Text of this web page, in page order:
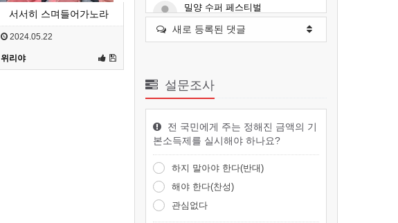
서서히 스며들어가노라
2024.05.22
위리야
밀양 수퍼 페스티벌
개최지역경상남도 밀양시개최기간
2026. 8. 7. ~ 8. 9. | 10:00 ~ 22:…
완벽하지 않은 것이 살아남는다 :대전…
완벽하지 않은 것이 살아남는다 :대
전환의 시대를 건너는 진화론적 생
존 법칙저/역자대니얼 R…
2026-08-06 09:38
뇌는 어떻게 나를 조종하는가
새로 등록된 댓글
설문조사
전 국민에게 주는 정해진 금액의 기
본소득제를 실시해야 하나요?
하지 말아야 한다(반대)
해야 한다(찬성)
관심없다